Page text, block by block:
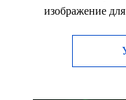
изображение